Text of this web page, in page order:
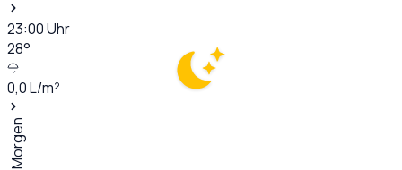
23:00Uhr
28°
0,0L/m²
Morgen